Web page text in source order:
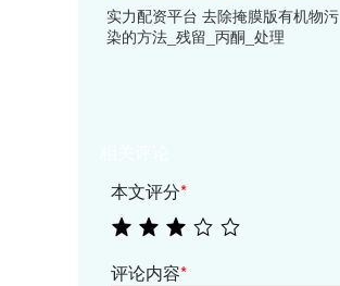
实力配资平台 去除掩膜版有机物污
染的方法_残留_丙酮_处理
本文评分*
评论内容*